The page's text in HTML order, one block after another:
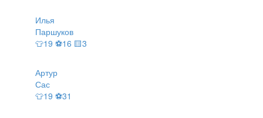
Илья
Паршуков
👕19 ⚽16 🟨3
Артур
Сас
👕19 ⚽31